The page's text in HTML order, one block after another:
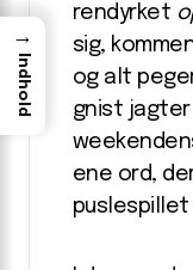
rendyrket
sig,
og alt
gnist jagter
ene ord,
puslespillet
→
Indhold